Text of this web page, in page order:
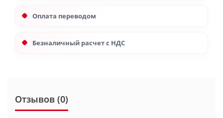
Оплата переводом
Безналичный расчет с НДС
Отзывов (0)